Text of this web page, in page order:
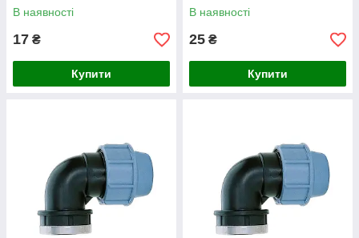
В наявності
17 ₴
Купити
В наявності
25 ₴
Купити